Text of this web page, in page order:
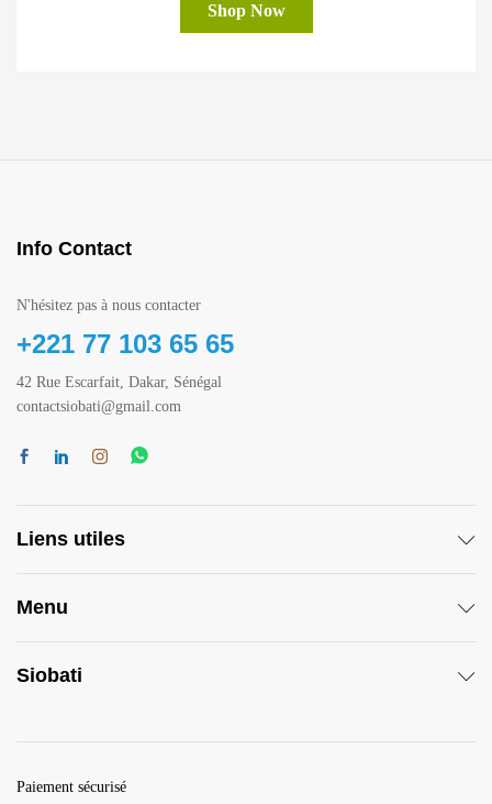
Shop Now
Info Contact
N'hésitez pas à nous contacter
+221 77 103 65 65
42 Rue Escarfait, Dakar, Sénégal
contactsiobati@gmail.com
Liens utiles
Menu
Siobati
Paiement sécurisé